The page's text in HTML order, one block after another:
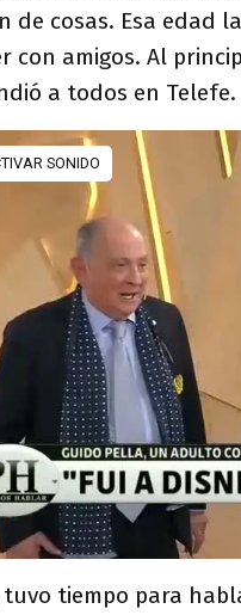
de cosas. Esa edad
con amigos. Al
a todos en Telefe.
tuvo tiempo para